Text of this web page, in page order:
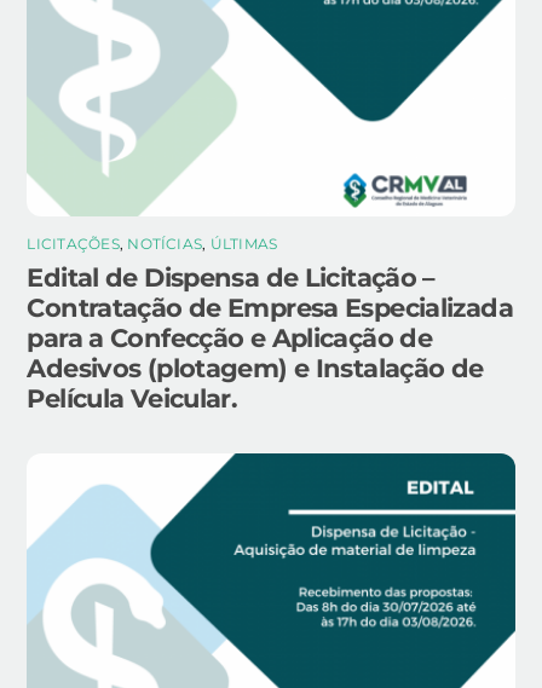
LICITAÇÕES, NOTÍCIAS, ÚLTIMAS
Edital de Dispensa de Licitação –
Contratação de Empresa Especializada
para a Confecção e Aplicação de
Adesivos (plotagem) e Instalação de
Película Veicular.